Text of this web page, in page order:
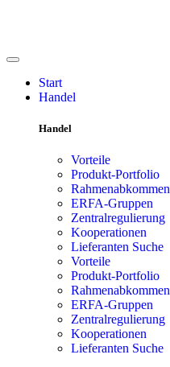
Start
Handel
Handel
Vorteile
Produkt-Portfolio
Rahmenabkommen
ERFA-Gruppen
Zentralregulierung
Kooperationen
Lieferanten Suche
Vorteile
Produkt-Portfolio
Rahmenabkommen
ERFA-Gruppen
Zentralregulierung
Kooperationen
Lieferanten Suche